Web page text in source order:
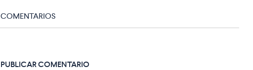
COMENTARIOS
PUBLICAR COMENTARIO